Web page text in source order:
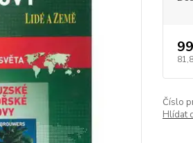
Číslo
Hlídat